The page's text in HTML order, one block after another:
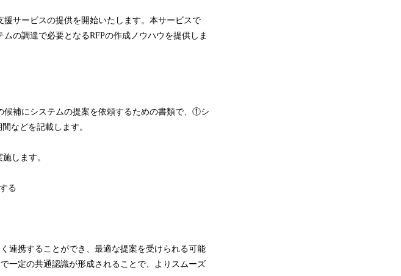
サービスの提供を開始いたします。本サービスで
の調達で必要となるRFPの作成ノウハウを提供しま
候補にシステムの提案を依頼するための書類で、①シ
などを記載します。
します。
る
連携することができ、最適な提案を受けられる可能
一定の共通認識が形成されることで、よりスムーズ